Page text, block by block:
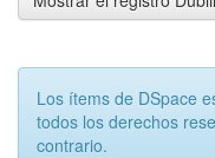
Los ítems de DSpace
todos los derechos
contrario.